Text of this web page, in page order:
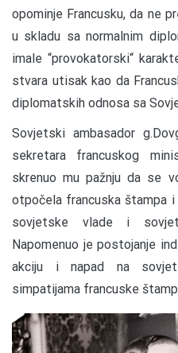
opominje Francusku, da ne
u skladu sa normalnim
imale “provokatorski“
stvara utisak kao da
diplomatskih odnosa sa
Sovjetski ambasador
sekretara francuskog
skrenuo mu pažnju da se
otpočela francuska štampa
sovjetske vlade i
Napomenuo je postojanje
akciju i napad na
simpatijama francuske